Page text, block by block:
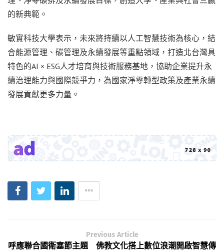
的新典範。
敏實科技大學表示，未來將持續以人工智慧技術為核心，結
合能源管理、碳管理及永續發展等重點領域，打造北台灣具
特色的AI × ESG人才培育與技術服務基地，協助企業提升永
續治理能力與國際競爭力，為國家淨零轉型政策及產業永續
發展貢獻更多力量。
Previous Article
呼應聯合國衛塞節主題 佛教文化搭上數位浪潮開啟智慧傳